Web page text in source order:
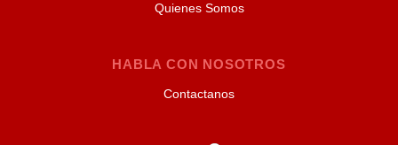
Quienes Somos
HABLA CON NOSOTROS
Contactanos